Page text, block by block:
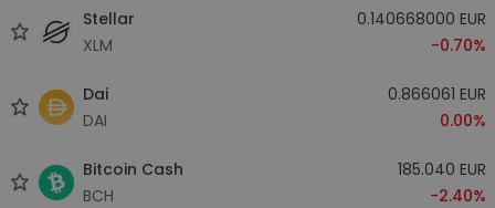
Stellar
XLM
0.140668000 EUR
-0.70%
Dai
DAI
0.866061 EUR
0.00%
Bitcoin Cash
BCH
185.040 EUR
-2.40%